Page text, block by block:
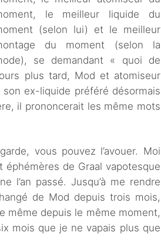
le meilleur liquide du
(selon lui) et le meilleur
du moment (selon la
se demandant « quoi de
plus tard, Mod et atomiseur
ex-liquide préféré désormais
il prononcerait les même mots
vous pouvez l’avouer. Moi
éphémères de Graal vapotesque
l’an passé. Jusqu’à me rendre
de Mod depuis trois mois,
même depuis le même moment,
mois que je ne vapais plus que